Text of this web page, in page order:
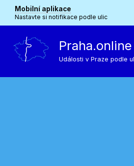
Mobilní aplikace
Nastavte si notifikace podle ulic
Praha.online
Události v Praze podle